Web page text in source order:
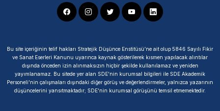
Bu site içeriğinin telif hakları Stratejik Düşünce Enstitüsü’ne ait olup 5846 Sayılı Fikir
ve Sanat Eserleri Kanunu uyarınca kaynak gösterilerek kısmen yapılacak alıntılar
dışında önceden izin alınmaksızın hiçbir şekilde kullanılamaz ve yeniden
yayımlanamaz. Bu sitede yer alan SDE'nin kurumsal bilgileri ile SDE Akademik
Personeli'nin çalışmaları dışındaki diğer görüş ve değerlendirmeler, yalnızca yazarının
düşüncelerini yansıtmaktadır; SDE'nin kurumsal görüşünü temsil etmemektedir.